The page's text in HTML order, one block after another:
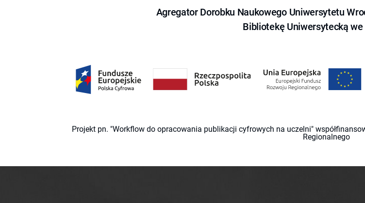
Agregator Dorobku Naukowego Uniwersytetu
Bibliotekę Uniwersytecką we
Projekt pn. "Workflow do opracowania publikacji cyfrowych na uczelni"
Regionalnego